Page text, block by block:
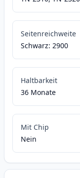
Seitenreichweite
Schwarz: 2900
Haltbarkeit
36 Monate
Mit Chip
Nein